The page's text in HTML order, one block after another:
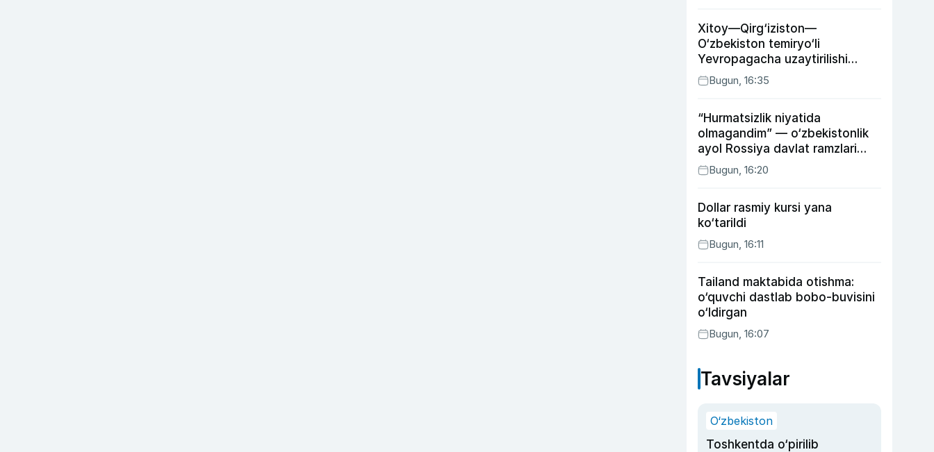
Xitoy—Qirg‘iziston—
O‘zbekiston temiryo‘li
Yevropagacha uzaytirilishi
mumkin
Bugun, 16:35
“Hurmatsizlik niyatida
olmagandim” — o‘zbekistonlik
ayol Rossiya davlat ramzlari
tushirilgan poyandoz haqida
Bugun, 16:20
Dollar rasmiy kursi yana
ko‘tarildi
Bugun, 16:11
Tailand maktabida otishma:
o‘quvchi dastlab bobo-buvisini
o‘ldirgan
Bugun, 16:07
Tavsiyalar
O‘zbekiston
Toshkentda o‘pirilib